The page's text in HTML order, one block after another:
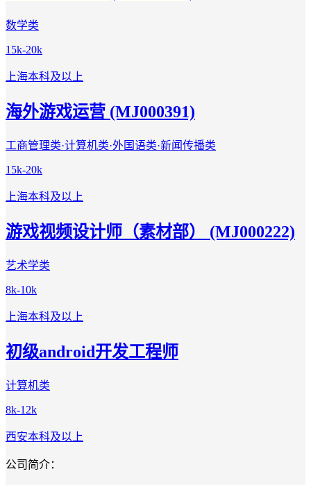
数学类
15k-20k
上海本科及以上
海外游戏运营 (MJ000391)
工商管理类·计算机类·外国语类·新闻传播类
15k-20k
上海本科及以上
游戏视频设计师（素材部） (MJ000222)
艺术学类
8k-10k
上海本科及以上
初级android开发工程师
计算机类
8k-12k
西安本科及以上
公司简介：